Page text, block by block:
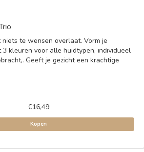
te wensen overlaat. Vorm je
kleuren voor alle huidtypen, individueel
Geeft je gezicht een krachtige
€16,49
Kopen